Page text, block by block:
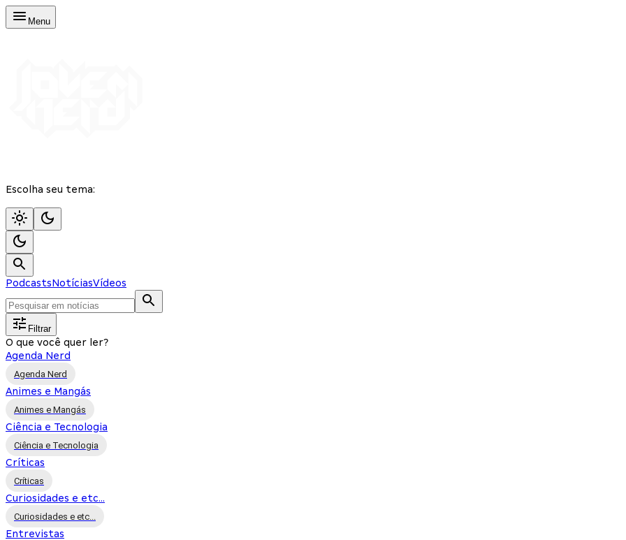
Menu
Escolha seu tema:
PodcastsNotíciasVídeos
Filtrar
O que você quer ler?
Agenda Nerd
Agenda Nerd
Animes e Mangás
Animes e Mangás
Ciência e Tecnologia
Ciência e Tecnologia
Críticas
Críticas
Curiosidades e etc...
Curiosidades e etc...
Entrevistas